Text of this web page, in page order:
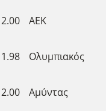
2.00 ΑΕΚ
1.98 Ολυμπιακός
2.00 Αμύντας